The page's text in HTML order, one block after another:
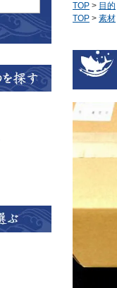
TOP > 目的
TOP > 素材